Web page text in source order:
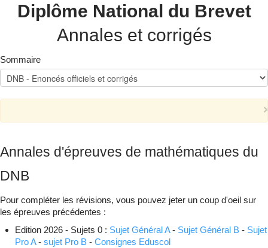
Classe inversée
Dans les coulisses▼
Diplôme National du Brevet
Annales et corrigés
Sommaire
Annales d'épreuves de mathématiques du
DNB
Pour compléter les révisions, vous pouvez jeter un coup d'oeil sur
les épreuves précédentes :
Edition 2026 - Sujets 0 : Sujet Général A- Sujet Général B - Sujet
Pro A- sujet Pro B - Consignes Eduscol